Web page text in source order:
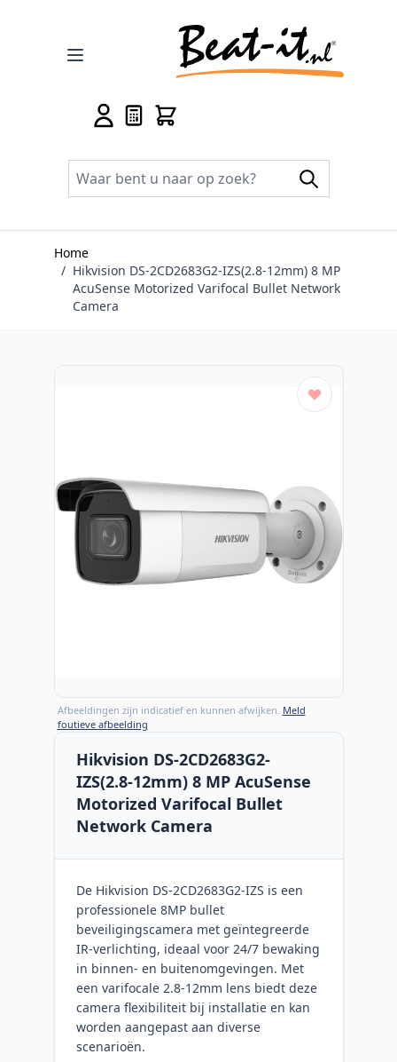
Home
/ Hikvision DS-2CD2683G2-IZS(2.8-12mm) 8 MP
AcuSense Motorized Varifocal Bullet Network
Camera
Afbeeldingen zijn indicatief en kunnen afwijken. Meld
foutieve afbeelding
Hikvision DS-2CD2683G2-
IZS(2.8-12mm) 8 MP AcuSense
Motorized Varifocal Bullet
Network Camera
De Hikvision DS-2CD2683G2-IZS is een
professionele 8MP bullet
beveiligingscamera met geïntegreerde
IR-verlichting, ideaal voor 24/7 bewaking
in binnen- en buitenomgevingen. Met
een varifocale 2.8-12mm lens biedt deze
camera flexibiliteit bij installatie en kan
worden aangepast aan diverse
scenarioën.